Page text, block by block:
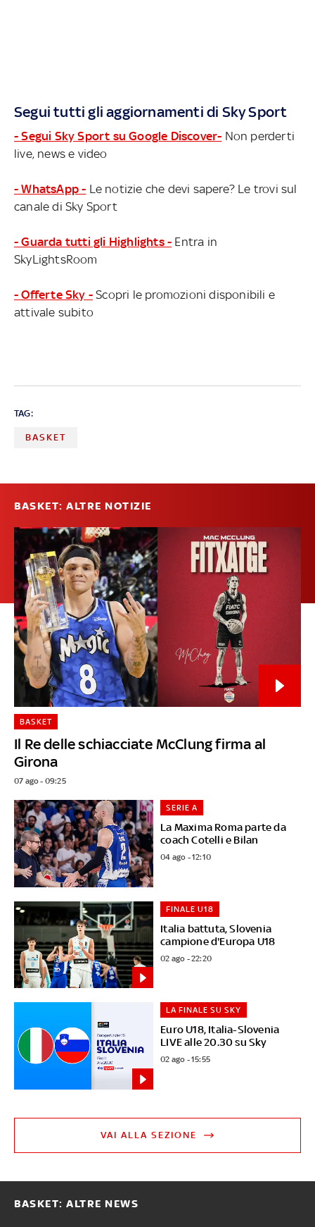
Segui tutti gli aggiornamenti di Sky Sport
- Segui Sky Sport su Google Discover- Non perderti
live, news e video
- WhatsApp - Le notizie che devi sapere? Le trovi sul
canale di Sky Sport
- Guarda tutti gli Highlights - Entra in
SkyLightsRoom
- Offerte Sky - Scopri le promozioni disponibili e
attivale subito
TAG:
BASKET
BASKET: ALTRE NOTIZIE
Il Re delle schiacciate McClung firma al
Girona
BASKET
07 ago - 09:25
La Maxima Roma parte da
coach Cotelli e Bilan
SERIE A
04 ago - 12:10
Italia battuta, Slovenia
campione d'Europa U18
FINALE U18
02 ago - 22:20
Euro U18, Italia-Slovenia
LIVE alle 20.30 su Sky
LA FINALE SU SKY
02 ago - 15:55
VAI ALLA SEZIONE
BASKET: ALTRE NEWS